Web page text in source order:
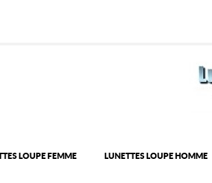
LOUPE FEMME LUNETTES LOUPE HOMME